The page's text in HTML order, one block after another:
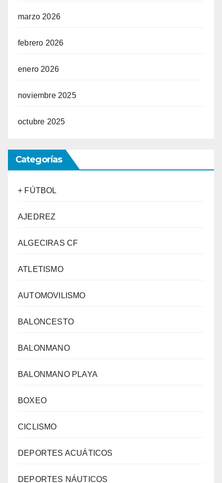
marzo 2026
febrero 2026
enero 2026
noviembre 2025
octubre 2025
Categorías
+ FÚTBOL
AJEDREZ
ALGECIRAS CF
ATLETISMO
AUTOMOVILISMO
BALONCESTO
BALONMANO
BALONMANO PLAYA
BOXEO
CICLISMO
DEPORTES ACUÁTICOS
DEPORTES NÁUTICOS